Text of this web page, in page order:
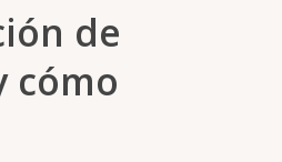
de
cómo